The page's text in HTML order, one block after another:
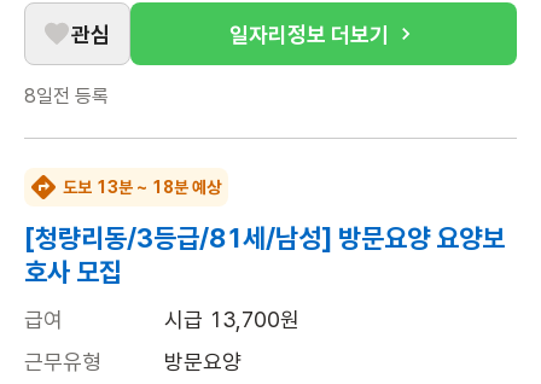
관심 일자리정보 더보기
8일전 등록
도보 13분 ~ 18분 예상
[청량리동/3등급/81세/남성] 방문요양 요양보
호사 모집
급여
시급 13,700원
근무유형
방문요양